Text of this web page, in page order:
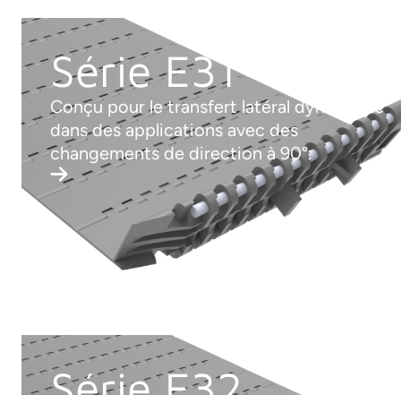
Série E31
Conçu pour le transfert latéral dynamique
dans des applications avec des
changements de direction à 90°.